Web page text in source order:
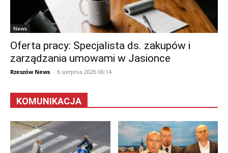
News
Oferta pracy: Specjalista ds. zakupów i
zarządzania umowami w Jasionce
Rzeszów News - 6 sierpnia 2026 06:14
KOMUNIKACJA